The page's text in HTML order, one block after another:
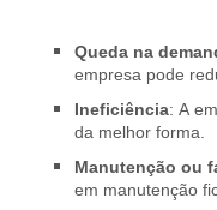
Queda na
empresa pode
Ineficiência: A
da melhor forma.
Manutenção ou
em manutenção